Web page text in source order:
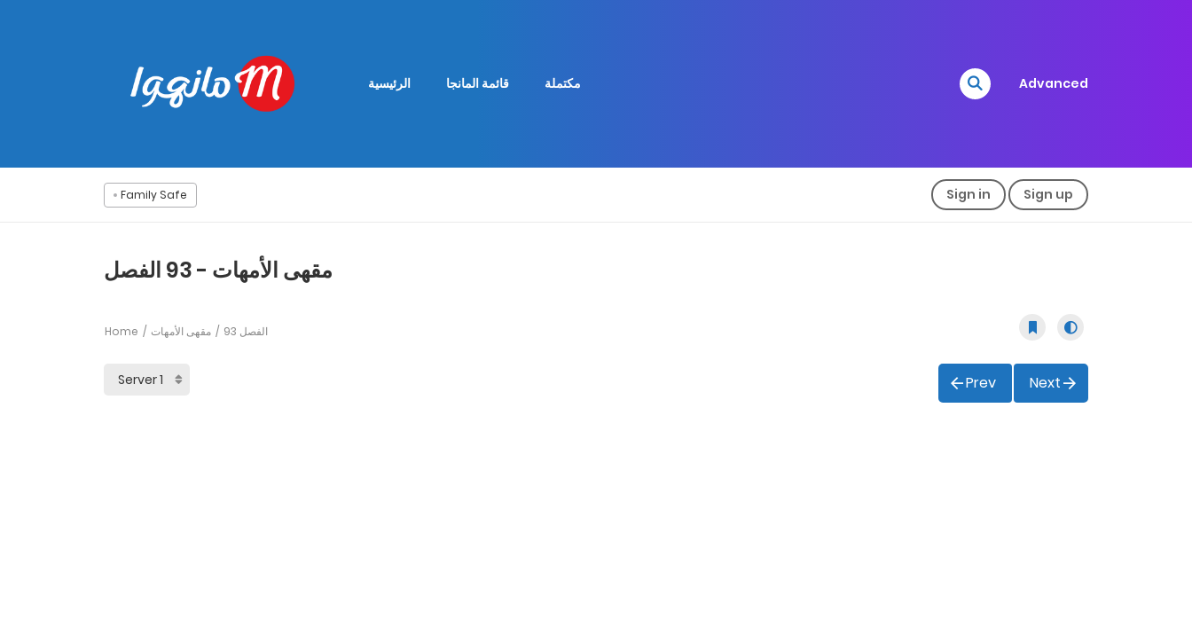
الرئيسية قائمة المانجا مكتملة Advanced
Family Safe Sign in Sign up
مقهى الأمهات - 93 الفصل
Home مقهى الأمهات 93 الفصل
Prev Next